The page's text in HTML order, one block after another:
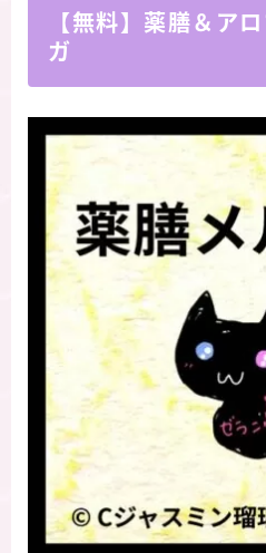
【無料】薬膳＆ア
ガ